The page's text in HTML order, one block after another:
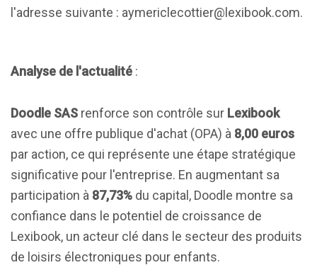
l'adresse suivante : aymericlecottier@lexibook.com.
Analyse de l'actualité :
Doodle SAS renforce son contrôle sur Lexibook
avec une offre publique d'achat (OPA) à 8,00 euros
par action, ce qui représente une étape stratégique
significative pour l'entreprise. En augmentant sa
participation à 87,73% du capital, Doodle montre sa
confiance dans le potentiel de croissance de
Lexibook, un acteur clé dans le secteur des produits
de loisirs électroniques pour enfants.